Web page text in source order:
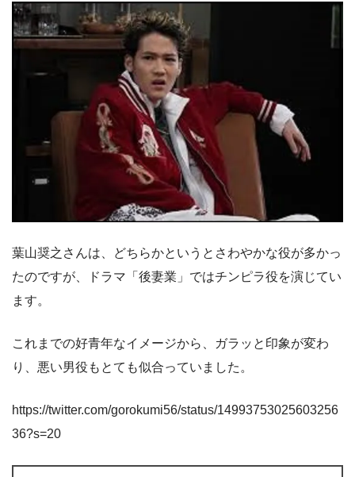
葉山奨之さんは、どちらかというとさわやかな役が多かっ
たのですが、ドラマ「後妻業」ではチンピラ役を演じてい
ます。
これまでの好青年なイメージから、ガラッと印象が変わ
り、悪い男役もとても似合っていました。
https://twitter.com/gorokumi56/status/14993753025603256
36?s=20